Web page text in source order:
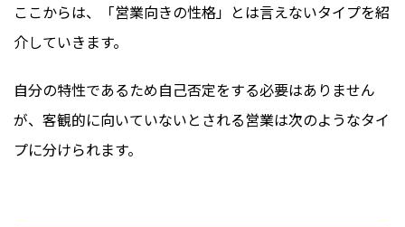
ここからは、「営業向きの性格」とは言えないタイプを紹
介していきます。
自分の特性であるため自己否定をする必要はありません
が、客観的に向いていないとされる営業は次のようなタイ
プに分けられます。